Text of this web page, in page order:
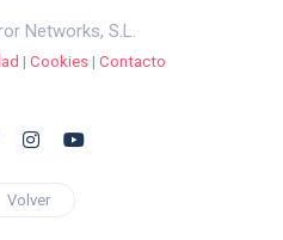
Networks, S.L.
| Cookies| Contacto
Volver